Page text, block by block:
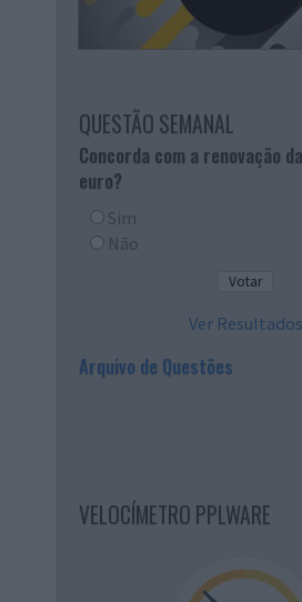
QUESTÃO SEMANAL
Concorda com a renovação
euro?
Sim
Não
Ver Resultados
Arquivo de Questões
VELOCÍMETRO PPLWARE